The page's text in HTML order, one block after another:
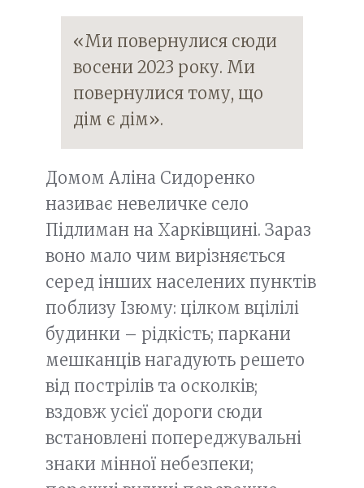
«Ми повернулися сюди
восени 2023 року. Ми
повернулися тому, що
дім є дім».
Домом Аліна Сидоренко
називає невеличке село
Підлиман на Харківщині. Зараз
воно мало чим вирізняється
серед інших населених пунктів
поблизу Ізюму: цілком вцілілі
будинки – рідкість; паркани
мешканців нагадують решето
від пострілів та осколків;
вздовж усієї дороги сюди
встановлені попереджувальні
знаки мінної небезпеки;